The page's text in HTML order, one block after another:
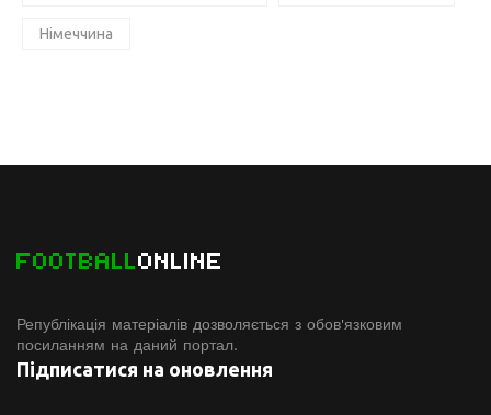
Німеччина
FOOTBALLONLINE
Републікація матеріалів дозволяється з обов'язковим
посиланням на даний портал.
Підписатися на оновлення